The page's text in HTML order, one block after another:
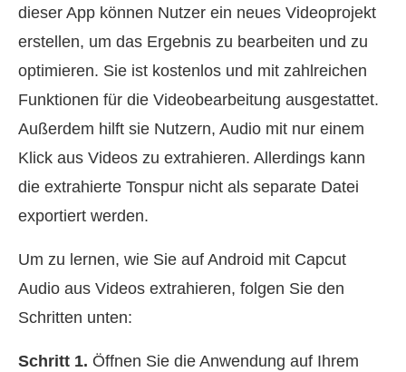
dieser App können Nutzer ein neues Videoprojekt
erstellen, um das Ergebnis zu bearbeiten und zu
optimieren. Sie ist kostenlos und mit zahlreichen
Funktionen für die Videobearbeitung ausgestattet.
Außerdem hilft sie Nutzern, Audio mit nur einem
Klick aus Videos zu extrahieren. Allerdings kann
die extrahierte Tonspur nicht als separate Datei
exportiert werden.
Um zu lernen, wie Sie auf Android mit Capcut
Audio aus Videos extrahieren, folgen Sie den
Schritten unten:
Schritt 1. Öffnen Sie die Anwendung auf Ihrem